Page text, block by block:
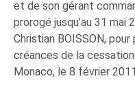
et de son gérant
prorogé jusqu’au 31 mai
Christian BOISSON,
créances de la
Monaco, le 8 février